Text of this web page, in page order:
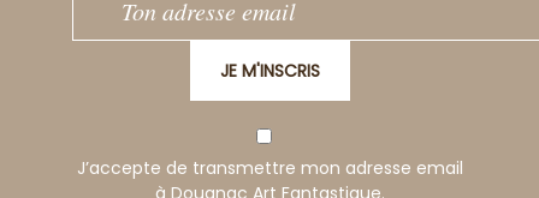
JE M'INSCRIS
J’accepte de transmettre mon adresse email